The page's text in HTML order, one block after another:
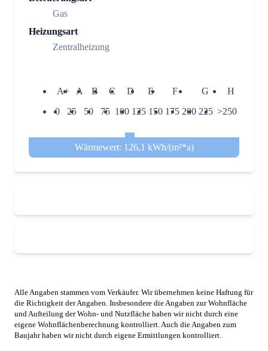
Gas
Heizungsart
Zentralheizung
A+ A B C D E F G
H
0
25 50 75 100 125 150 175 200 225 >250
Wärmewert: 126,1 kWh/(m²*a)
Alle Angaben stammen vom Verkäufer. Wir übernehmen keine Haftung für
die Richtigkeit der Angaben. Insbesondere die Angaben zur Wohnfläche
und Aufteilung der Wohn- und Nutzfläche haben wir nicht durch eine
eigene Wohnflächenberechnung kontrolliert. Auch die Angaben zum
Baujahr haben wir nicht durch eigene Ermittlungen kontrolliert.